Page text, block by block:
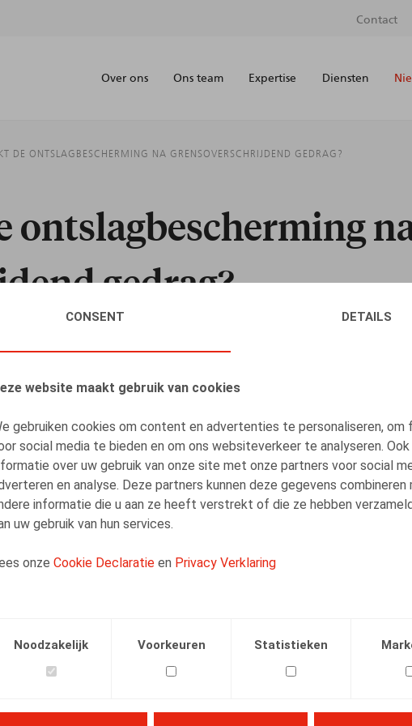
CONSENT DETAILS
website maakt gebruik van cookies
gebruiken cookies om content en advertenties te personaliseren, om
social media te bieden en om ons websiteverkeer te analyseren.
over uw gebruik van onze site met onze partners voor social
en analyse. Deze partners kunnen deze gegevens combineren
informatie die u aan ze heeft verstrekt of die ze hebben
uw gebruik van hun services.
onze Cookie Declaratie en Privacy Verklaring
Noodzakelijk Voorkeuren Statistieken
Contact
Over ons Ons team Expertise Diensten
DE ONTSLAGBESCHERMING NA GRENSOVERSCHRIJDEND GEDRAG?
ontslagbescherming
gedrag?
K., HR.square (online), 30/04/2021
Kenny Decruyenaere
Vennoot